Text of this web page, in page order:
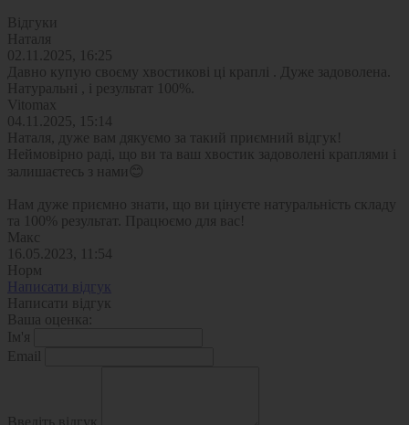
Відгуки
Наталя
02.11.2025, 16:25
Давно купую своєму хвостикові ці краплі . Дуже задоволена.
Натуральні , і результат 100%.
Vitomax
04.11.2025, 15:14
Наталя, дуже вам дякуємо за такий приємний відгук!
Неймовірно раді, що ви та ваш хвостик задоволені краплями і
залишаєтесь з нами😊
Нам дуже приємно знати, що ви цінуєте натуральність складу
та 100% результат. Працюємо для вас!
Макс
16.05.2023, 11:54
Норм
Написати відгук
Написати відгук
Ваша оценка:
Ім'я
Email
Введіть відгук